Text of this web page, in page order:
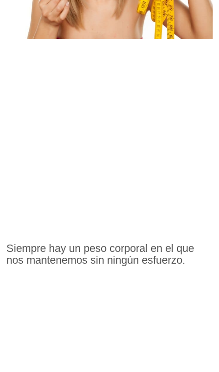
Siempre hay un peso corporal en el que
nos mantenemos sin ningún esfuerzo.